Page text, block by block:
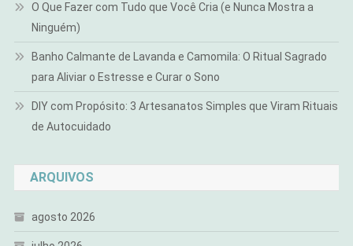
O Que Fazer com Tudo que Você Cria (e Nunca Mostra a
Ninguém)
Banho Calmante de Lavanda e Camomila: O Ritual Sagrado
para Aliviar o Estresse e Curar o Sono
DIY com Propósito: 3 Artesanatos Simples que Viram Rituais
de Autocuidado
ARQUIVOS
agosto 2026